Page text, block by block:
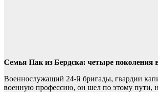
Семья Пак из Бердска: четыре поколения
Военнослужащий 24-й бригады, гвардии
военную профессию, он шел по этому пути,